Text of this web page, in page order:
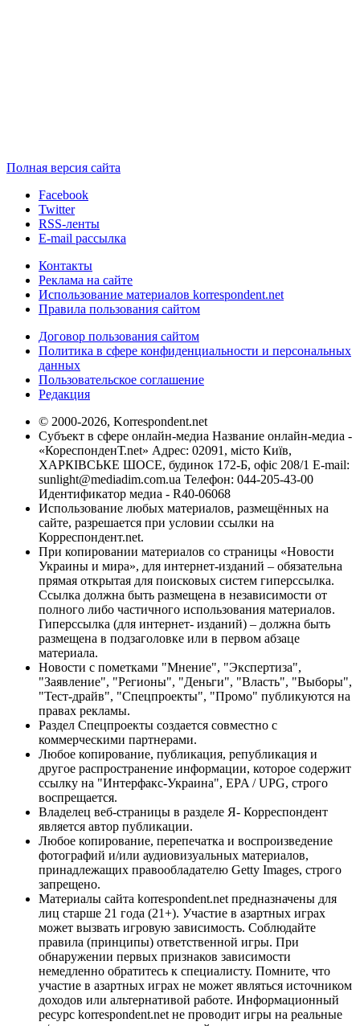
Полная версия сайта
Facebook
Twitter
RSS-ленты
E-mail рассылка
Контакты
Реклама на сайте
Использование материалов korrespondent.net
Правила пользования сайтом
Договор пользования сайтом
Политика в сфере конфиденциальности и персональных
данных
Пользовательское соглашение
Редакция
© 2000-2026, Korrespondent.net
Субъект в сфере онлайн-медиа Название онлайн-медиа -
«КореспонденТ.net» Адрес: 02091, місто Київ,
ХАРКІВСЬКЕ ШОСЕ, будинок 172-Б, офіс 208/1 E-mail:
sunlight@mediadim.com.ua Телефон: 044-205-43-00
Идентификатор медиа - R40-06068
Использование любых материалов, размещённых на
сайте, разрешается при условии ссылки на
Корреспондент.net.
При копировании материалов со страницы «Новости
Украины и мира», для интернет-изданий – обязательна
прямая открытая для поисковых систем гиперссылка.
Ссылка должна быть размещена в независимости от
полного либо частичного использования материалов.
Гиперссылка (для интернет- изданий) – должна быть
размещена в подзаголовке или в первом абзаце
материала.
Новости с пометками "Мнение", "Экспертиза",
"Заявление", "Регионы", "Деньги", "Власть", "Выборы",
"Тест-драйв", "Спецпроекты", "Промо" публикуются на
правах рекламы.
Раздел Спецпроекты создается совместно с
коммерческими партнерами.
Любое копирование, публикация, републикация и
другое распространение информации, которое содержит
ссылку на "Интерфакс-Украина", EPA / UPG, строго
воспрещается.
Владелец веб-страницы в разделе Я- Корреспондент
является автор публикации.
Любое копирование, перепечатка и воспроизведение
фотографий и/или аудиовизуальных материалов,
принадлежащих правообладателю Getty Images, строго
запрещено.
Материалы сайта korrespondent.net предназначены для
лиц старше 21 года (21+). Участие в азартных играх
может вызвать игровую зависимость. Соблюдайте
правила (принципы) ответственной игры. При
обнаружении первых признаков зависимости
немедленно обратитесь к специалисту. Помните, что
участие в азартных играх не может являться источником
доходов или альтернативой работе. Информационный
ресурс korrespondent.net не проводит игры на реальные